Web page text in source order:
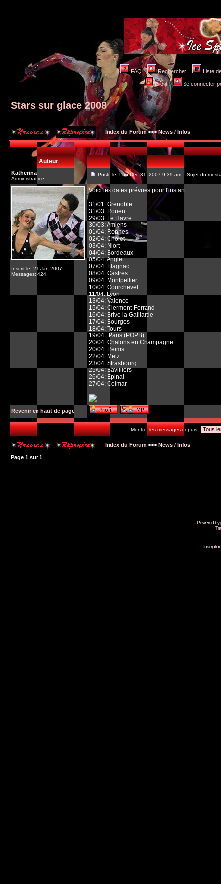
FAQ Rechercher Liste
Profil Se connecter
Stars sur glace 2008
Index du Forum>>>News / Infos
Auteur
Katherina
Administratrice
Inscrit le: 21 Jan 2007
Messages: 424
Posté le: Lun Déc 31, 2007 9:39 am Sujet du
Voici les dates prévues pour l'instant:
31/01: Grenoble
31/03: Rouen
29/03: Le Havre
30/03: Amiens
01/04: Rennes
02/04: Cholet
03/04: Niort
04/04: Bordeaux
05/04: Anglet
07/04: Blagnac
08/04: Castres
09/04: Montpellier
10/04: Courchevel
11/04: Lyon
13/04: Valence
15/04: Clermont-Ferrand
16/04: Brive la Gaillarde
17/04: Bourges
18/04: Tours
19/04 : Paris (POPB)
20/04: Chalons en Champagne
20/04: Reims
22/04: Metz
23/04: Strasbourg
25/04: Bavilliers
26/04: Epinal
27/04: Colmar
_________________
Revenir en haut de page
Montrer les messages depuis:
Index du Forum >>> News / Infos
Page 1 sur1
Powered by